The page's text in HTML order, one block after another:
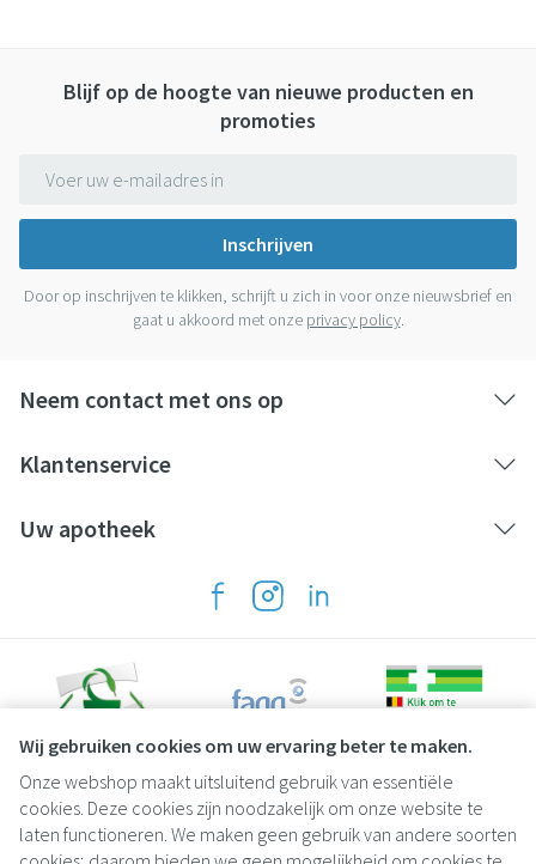
Wij gebruiken cookies om uw ervaring beter te maken.
Onze webshop maakt uitsluitend gebruik van essentiële
cookies. Deze cookies zijn noodzakelijk om onze website te
laten functioneren. We maken geen gebruik van andere soorten
Blijf op de hoogte van nieuwe producten en
promoties
Inschrijven
Door op inschrijven te klikken, schrijft u zich in voor onze nieuwsbrief en
gaat u akkoord met onze privacy policy.
Neem contact met ons op
Klantenservice
Uw apotheek
Juridische links